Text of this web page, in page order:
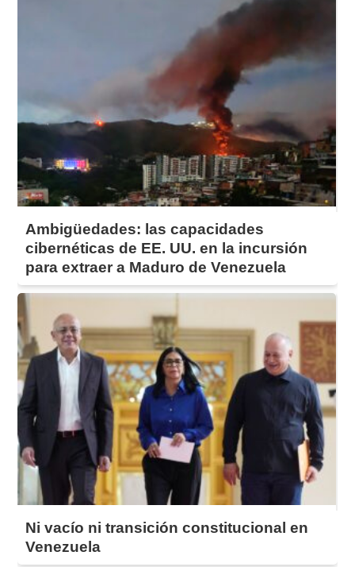
Ambigüedades: las capacidades
cibernéticas de EE. UU. en la incursión
para extraer a Maduro de Venezuela
Ni vacío ni transición constitucional en
Venezuela